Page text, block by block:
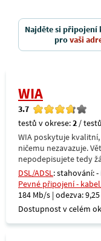
Najděte si připojení
provaši
WIA
3.7
testů v okrese:2 /
WIA poskytuje
ničemu nezavazuje.
nepodepisujete tedy
DSL/ADSL: stahování:
Pevné připojení -
184 Mb/s | odezva:
Dostupnost v celém